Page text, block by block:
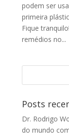
podem ser
primeira
Fique
remédios no...
Posts
Dr. Rodrigo
do mundo